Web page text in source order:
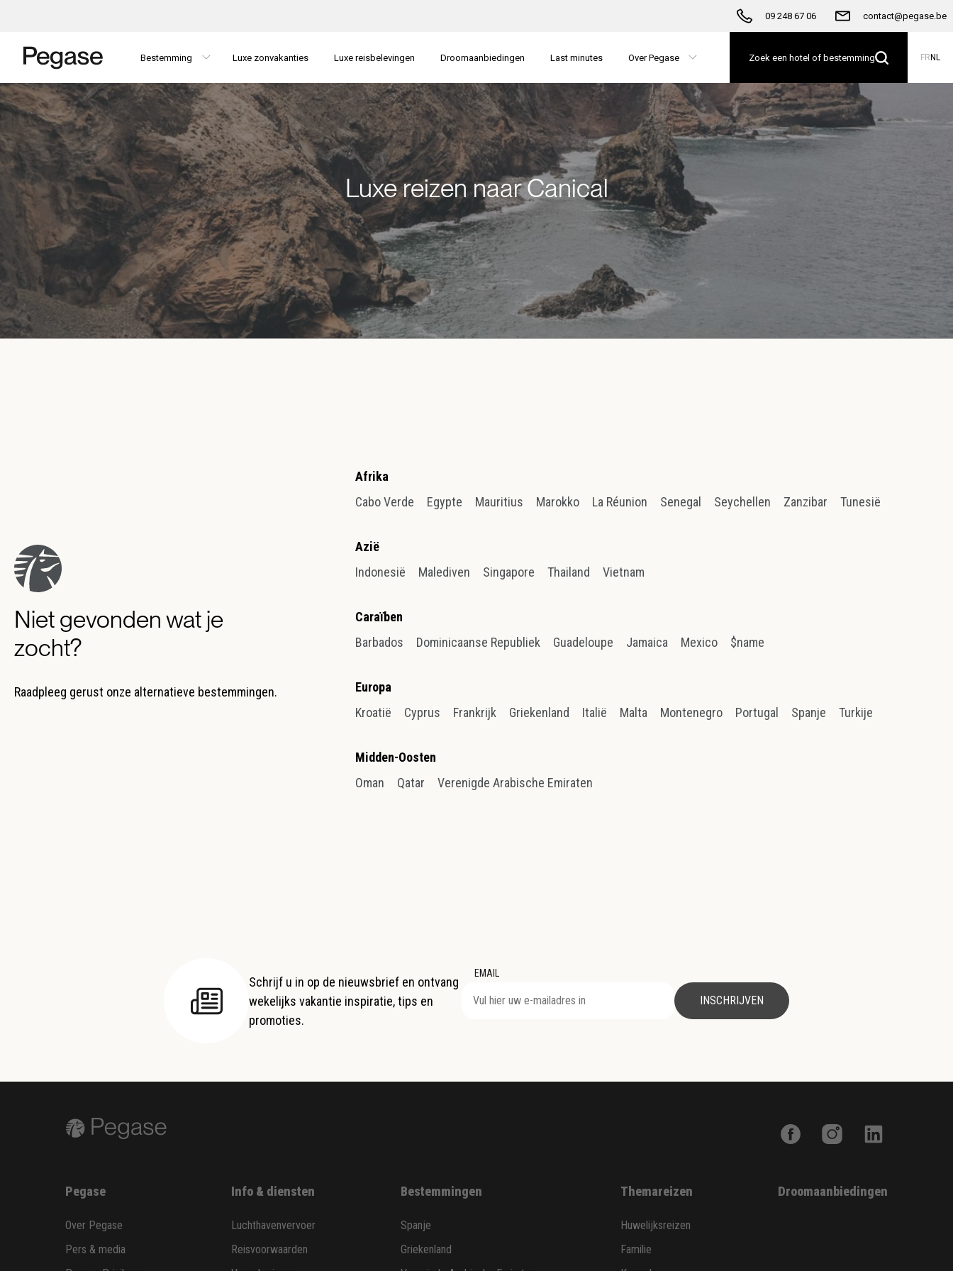
09 248 67 06 contact@pegase.be
Bestemming Luxe zonvakanties Luxe reisbelevingen Droomaanbiedingen Last minutes Over Pegase Zoek een hotel of bestemming FR NL
Luxe reizen naar Canical
Niet gevonden wat je
zocht?
Raadpleeg gerust onze alternatieve bestemmingen.
Afrika
Cabo Verde
Egypte Mauritius Marokko La Réunion Senegal Seychellen Zanzibar Tunesië
Azië
Indonesië
Malediven Singapore Thailand Vietnam
Caraïben
Barbados
Dominicaanse Republiek Guadeloupe Jamaica Mexico $name
Europa
Kroatië
Cyprus Frankrijk Griekenland Italië Malta Montenegro Portugal Spanje Turkije
Midden-Oosten
Oman
Qatar Verenigde Arabische Emiraten
Schrijf u in op de nieuwsbrief en ontvang
wekelijks vakantie inspiratie, tips en
promoties.
EMAIL
INSCHRIJVEN
Pegase
Over Pegase
Pers & media
Info & diensten
Luchthavenvervoer
Reisvoorwaarden
Bestemmingen
Spanje
Griekenland
Themareizen
Huwelijksreizen
Familie
Droomaanbiedingen